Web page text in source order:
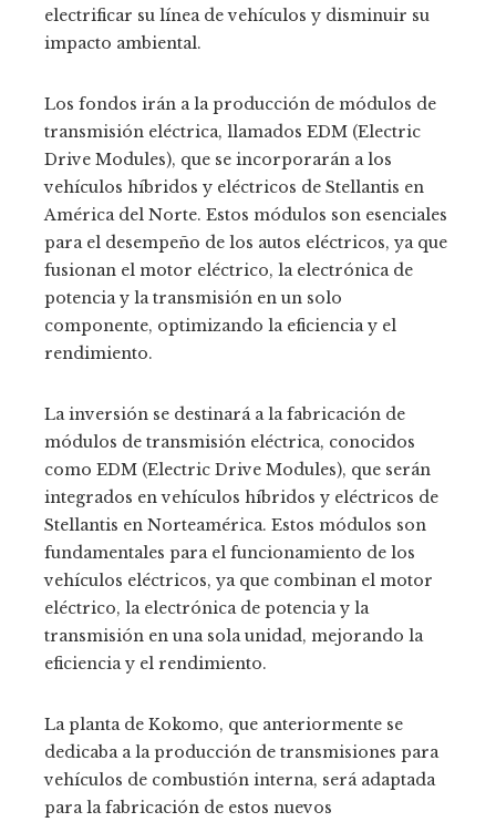
electrificar su línea de vehículos y disminuir su
impacto ambiental.
Los fondos irán a la producción de módulos de
transmisión eléctrica, llamados EDM (Electric
Drive Modules), que se incorporarán a los
vehículos híbridos y eléctricos de Stellantis en
América del Norte. Estos módulos son esenciales
para el desempeño de los autos eléctricos, ya que
fusionan el motor eléctrico, la electrónica de
potencia y la transmisión en un solo
componente, optimizando la eficiencia y el
rendimiento.
La inversión se destinará a la fabricación de
módulos de transmisión eléctrica, conocidos
como EDM (Electric Drive Modules), que serán
integrados en vehículos híbridos y eléctricos de
Stellantis en Norteamérica. Estos módulos son
fundamentales para el funcionamiento de los
vehículos eléctricos, ya que combinan el motor
eléctrico, la electrónica de potencia y la
transmisión en una sola unidad, mejorando la
eficiencia y el rendimiento.
La planta de Kokomo, que anteriormente se
dedicaba a la producción de transmisiones para
vehículos de combustión interna, será adaptada
para la fabricación de estos nuevos